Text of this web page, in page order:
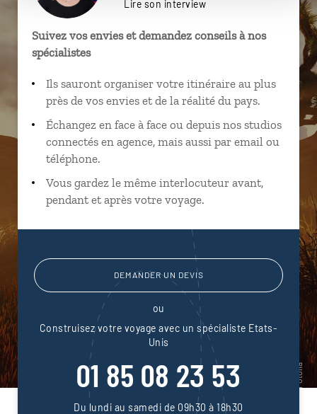
Lire son interview
Suivez vos envies et demandez conseils à nos
spécialistes
Ils sauront organiser votre itinéraire au plus
près de vos envies et de la réalité du pays.
Échangez en face à face ou depuis nos studios
connectés en agence, mais aussi par email ou
téléphone.
Vous gardez le même interlocuteur avant,
pendant et après votre voyage.
DEMANDER UN DEVIS
ou
Construisez votre voyage avec un spécialiste Etats-
Unis
01 85 08 23 53
Du lundi au samedi de 09h30 à 18h30